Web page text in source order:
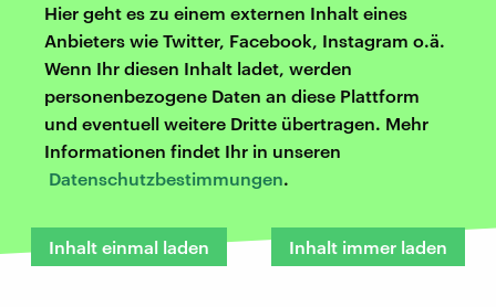
Hier geht es zu einem externen Inhalt eines
Anbieters wie Twitter, Facebook, Instagram o.ä.
Wenn Ihr diesen Inhalt ladet, werden
personenbezogene Daten an diese Plattform
und eventuell weitere Dritte übertragen. Mehr
Informationen findet Ihr in unseren
Datenschutzbestimmungen.
Inhalt einmal laden Inhalt immer laden